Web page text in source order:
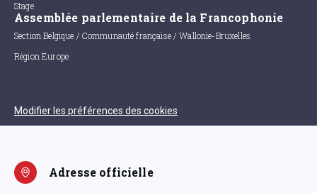
Stage
Assemblée parlementaire de la Francophonie
Section Belgique / Communauté française / Wallonie-Bruxelles
Région Europe
Modifier les préférences des cookies
Adresse officielle